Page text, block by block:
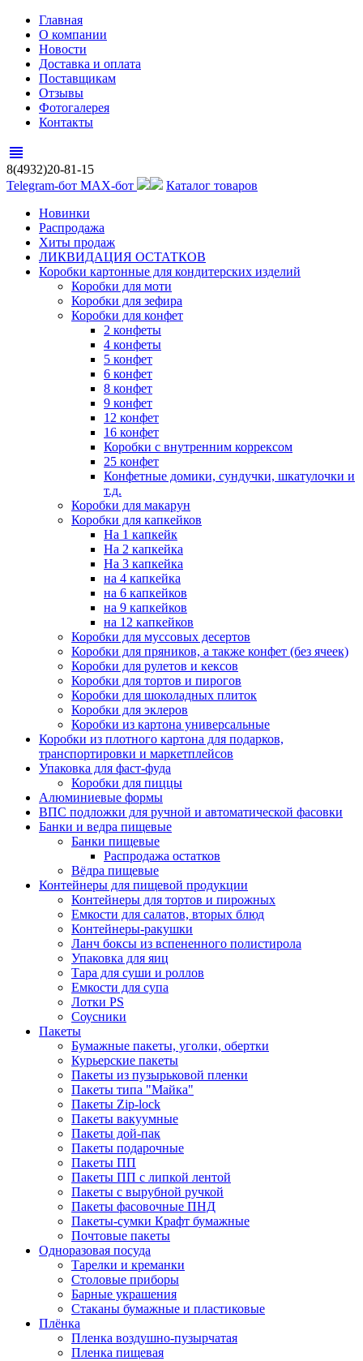
Главная
О компании
Новости
Доставка и оплата
Поставщикам
Отзывы
Фотогалерея
Контакты
view_headline
8(4932)20-81-15
Telegram-бот MAX-бот
Каталог товаров
Новинки
Распродажа
Хиты продаж
ЛИКВИДАЦИЯ ОСТАТКОВ
Коробки картонные для кондитерских изделий
Коробки для моти
Коробки для зефира
Коробки для конфет
2 конфеты
4 конфеты
5 конфет
6 конфет
8 конфет
9 конфет
12 конфет
16 конфет
Коробки с внутренним коррексом
25 конфет
Конфетные домики, сундучки, шкатулочки и
т.д.
Коробки для макарун
Коробки для капкейков
На 1 капкейк
На 2 капкейка
На 3 капкейка
на 4 капкейка
на 6 капкейков
на 9 капкейков
на 12 капкейков
Коробки для муссовых десертов
Коробки для пряников, а также конфет (без ячеек)
Коробки для рулетов и кексов
Коробки для тортов и пирогов
Коробки для шоколадных плиток
Коробки для эклеров
Коробки из картона универсальные
Коробки из плотного картона для подарков,
транспортировки и маркетплейсов
Упаковка для фаст-фуда
Коробки для пиццы
Алюминиевые формы
ВПС подложки для ручной и автоматической фасовки
Банки и ведра пищевые
Банки пищевые
Распродажа остатков
Вёдра пищевые
Контейнеры для пищевой продукции
Контейнеры для тортов и пирожных
Емкости для салатов, вторых блюд
Контейнеры-ракушки
Ланч боксы из вспененного полистирола
Упаковка для яиц
Тара для суши и роллов
Емкости для супа
Лотки PS
Соусники
Пакеты
Бумажные пакеты, уголки, обертки
Курьерские пакеты
Пакеты из пузырьковой пленки
Пакеты типа "Майка"
Пакеты Zip-lock
Пакеты вакуумные
Пакеты дой-пак
Пакеты подарочные
Пакеты ПП
Пакеты ПП с липкой лентой
Пакеты с вырубной ручкой
Пакеты фасовочные ПНД
Пакеты-сумки Крафт бумажные
Почтовые пакеты
Одноразовая посуда
Тарелки и креманки
Столовые приборы
Барные украшения
Стаканы бумажные и пластиковые
Плёнка
Пленка воздушно-пузырчатая
Пленка пищевая